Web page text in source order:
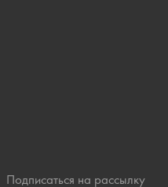
Подписаться на рассылку